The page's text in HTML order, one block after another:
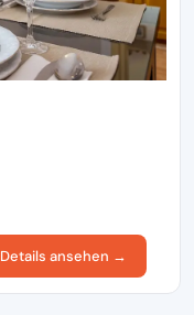
Details ansehen →